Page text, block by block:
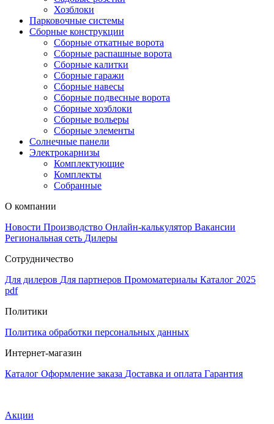
Хозблоки
Парковочные системы
Сборные конструкции
Сборные откатные ворота
Сборные распашные ворота
Сборные калитки
Сборные гаражи
Сборные навесы
Сборные подвесные ворота
Сборные хозблоки
Сборные вольеры
Сборные элементы
Солнечные панели
Электрокарнизы
Комплектующие
Комплекты
Собранные
О компании
Новости Производство Онлайн-калькулятор Вакансии
Региональная сеть Дилеры
Сотрудничество
Для дилеров Для партнеров Промоматериалы Каталог 2025
pdf
Политики
Политика обработки персональных данных
Интернет-магазин
Каталог Оформление заказа Доставка и оплата Гарантия
Акции